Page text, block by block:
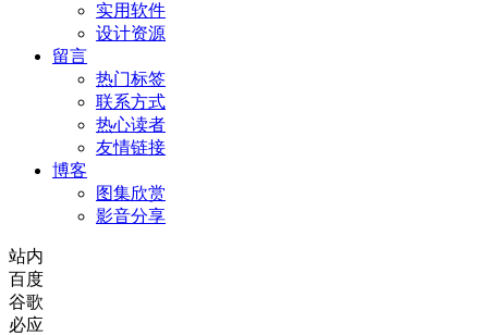
实用软件
设计资源
留言
热门标签
联系方式
热心读者
友情链接
博客
图集欣赏
影音分享
站内
百度
谷歌
必应